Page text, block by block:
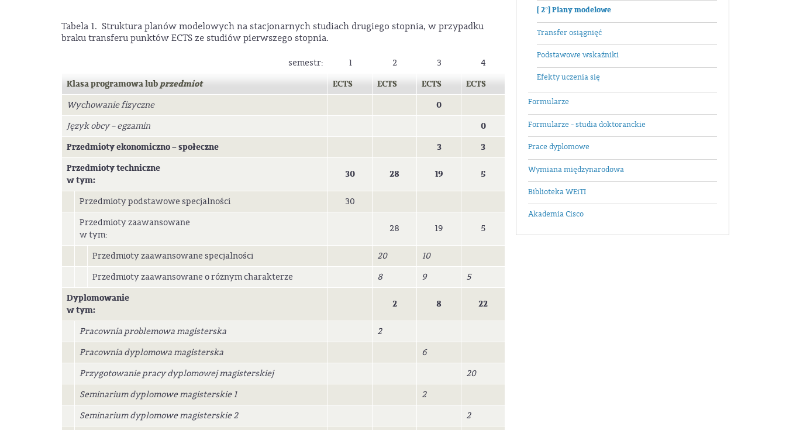
[ 2°] Plany modelowe
Transfer osiągnięć
Podstawowe wskaźniki
Efekty uczenia się
Formularze
Formularze - studia doktoranckie
Prace dyplomowe
Wymiana międzynarodowa
Biblioteka WEiTI
Akademia Cisco
Tabela 1. Struktura planów modelowych na stacjonarnych studiach drugiego stopnia, w przypadku
braku transferu punktów ECTS ze studiów pierwszego stopnia.
semestr: 1 2 3 4
Klasa programowa lubprzedmiot ECTS ECTS ECTS ECTS
Wychowanie fizyczne 0
Język obcy – egzamin
0
Przedmioty ekonomiczno – społeczne
3
3
Przedmioty techniczne
w tym:
30 28 19 5
Przedmioty podstawowe specjalności
30
Przedmioty zaawansowane
w tym:
28 19 5
Przedmioty zaawansowane specjalności 20
10
Przedmioty zaawansowane o różnym charakterze
8 9 5
Dyplomowanie
w tym:
2 8 22
Pracownia problemowa magisterska
2
Pracownia dyplomowa magisterska
6
Przygotowanie pracy dyplomowej magisterskiej
20
Seminarium dyplomowe magisterskie 1
2
Seminarium dyplomowe magisterskie 2
2